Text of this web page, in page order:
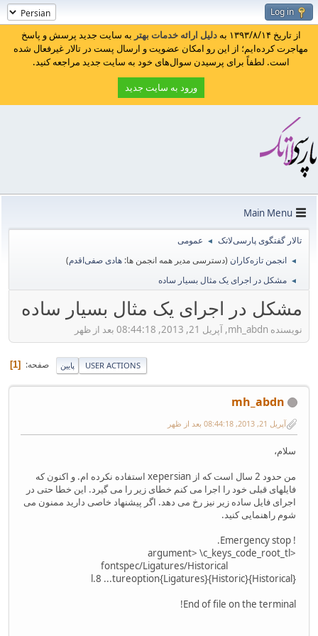
Log in
از تاریخ ۱۳۹۳/۸/۱۴ به دلیل ارائه خدمات بهتر به سایت جدید پرسش و پاسخ
مهاجرت کرده‌ایم؛ از این رو امکان عضویت و ارسال پست در تالار غیرفعال شده
است. لطفاً برای پرسیدن سوال‌های خود به سایت جدید مراجعه کنید.
ورود به سایت جدید
Main Menu
تالار گفتگوی پارسی‌لاتک ◄ عمومی
◄ انجمن تازه‌کاران (دسترسی مدیر همه انجمن ها: هادی صفی‌اقدم)
◄ مشکل در اجرای یک مثال بسیار ساده
مشکل در اجرای یک مثال بسیار ساده
نویسنده mh_abdn, آپریل 21, 2013, 08:44:18 بعد از ظهر
پایین صفحه 1 USER ACTIONS
mh_abdn
آپریل 21, 2013, 08:44:18 بعد از ظهر
سلام،
من حدود 2 سال است که از xepersian استفاده نکرده ام. و اکنون که
فایلهای قبلی خود را اجرا می کنم خطای زیر را می گیرد. این خطا حتی در
اجرای فایل ساده زیر نیز رخ می دهد. اگر پیشنهاد خاصی دارید ممنون می
شوم راهنمایی کنید.
! Emergency stop.
<argument> \c_keys_code_root_tl
l.8 ...tureoption{Ligatures}{Historic}{Historical}
End of file on the terminal!